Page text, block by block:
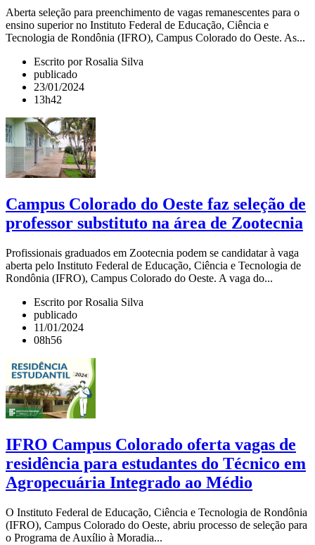
Aberta seleção para preenchimento de vagas remanescentes para o
ensino superior no Instituto Federal de Educação, Ciência e
Tecnologia de Rondônia (IFRO), Campus Colorado do Oeste. As...
Escrito por Rosalia Silva
publicado
23/01/2024
13h42
Campus Colorado do Oeste faz seleção de
professor substituto na área de Zootecnia
Profissionais graduados em Zootecnia podem se candidatar à vaga
aberta pelo Instituto Federal de Educação, Ciência e Tecnologia de
Rondônia (IFRO), Campus Colorado do Oeste. A vaga do...
Escrito por Rosalia Silva
publicado
11/01/2024
08h56
IFRO Campus Colorado oferta vagas de
residência para estudantes do Técnico em
Agropecuária Integrado ao Médio
O Instituto Federal de Educação, Ciência e Tecnologia de Rondônia
(IFRO), Campus Colorado do Oeste, abriu processo de seleção para
o Programa de Auxílio à Moradia...